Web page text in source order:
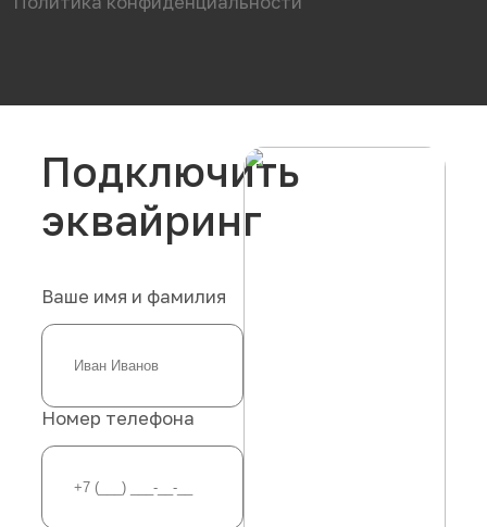
Подключить
эквайринг
Ваше имя и фамилия
Номер телефона